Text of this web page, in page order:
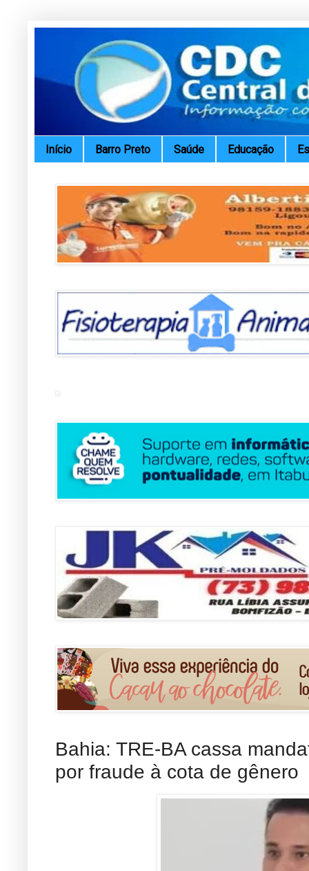
Início Barro Preto Saúde Educação
Bahia: TRE-BA cassa
por fraude à cota de gênero